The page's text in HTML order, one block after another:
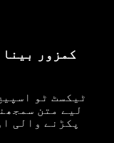
کمزور
ٹیکسٹ ٹو
لیے متن
پکڑنے والی